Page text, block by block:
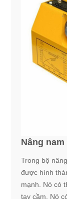
Nâng nam
Trong bộ
được hình
mạnh. Nó có
tay cầm. Nó